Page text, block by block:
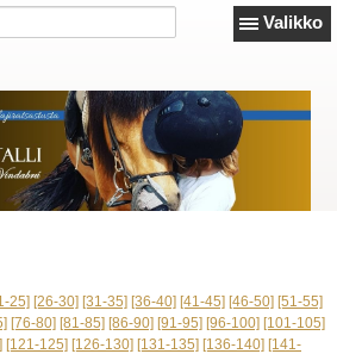
Valikko
25] [26-30] [31-35] [36-40] [41-45] [46-50] [51-55]
[76-80] [81-85] [86-90] [91-95] [96-100] [101-105]
[121-125] [126-130] [131-135] [136-140] [141-